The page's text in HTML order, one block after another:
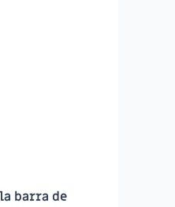
barra de